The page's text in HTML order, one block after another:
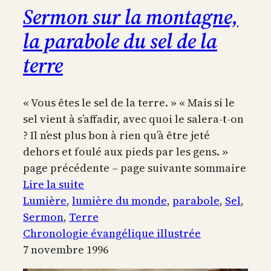
Sermon sur la montagne,
la parabole du sel de la
terre
« Vous êtes le sel de la terre. » « Mais si le
sel vient à s’affadir, avec quoi le salera-t-on
? Il n’est plus bon à rien qu’à être jeté
dehors et foulé aux pieds par les gens. »
page précédente – page suivante sommaire
Lire la suite
Sermon
sur
la
montagne,
la
Lumière, lumière du monde, parabole, Sel
Sermon, Terre
Chronologie évangélique illustrée
7 novembre 1996